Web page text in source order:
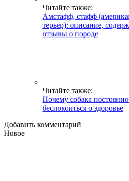
Читайте также:
Амстафф, стафф
терьер): описание,
отзывы о породе
Читайте также:
Почему собака
беспокоиться о здоровье
Добавить комментарий
Новое